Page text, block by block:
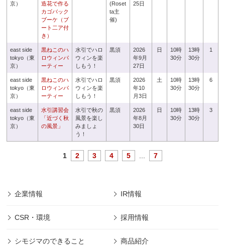
京）
造花で作る
カゴバック
ブーケ（ブ
ート二ア付
き）
(Roset
ta主
催)
25日
east side
tokyo（東
京）
黒ねこのハ
ロウィンパ
ーティー
水引でハロ
ウィンを楽
しもう！
黒須
2026
年9月
27日
日
10時
30分
13時
30分
1
east side
tokyo（東
京）
黒ねこのハ
ロウィンパ
ーティー
水引でハロ
ウィンを楽
しもう！
黒須
2026
年10
月3日
土
10時
30分
13時
30分
6
east side
tokyo（東
京）
水引講習会
「近づく秋
の風景」
水引で秋の
風景を楽し
みましょ
う！
黒須
2026
年8月
30日
日
10時
30分
13時
30分
3
1 2 3 4 5 7
企業情報 IR情報
CSR・環境 採用情報
シモジマのできること 商品紹介